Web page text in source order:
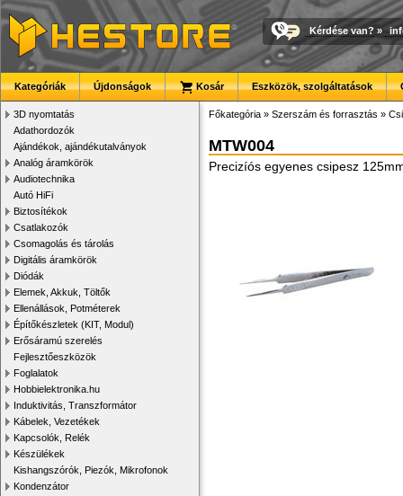
Kérdése van? »
Kategóriák Újdonságok Kosár Eszközök, szolgáltatások
3D nyomtatás
Adathordozók
Ajándékok, ajándékutalványok
Analóg áramkörök
Audiotechnika
Autó HiFi
Biztosítékok
Csatlakozók
Csomagolás és tárolás
Digitális áramkörök
Diódák
Elemek, Akkuk, Töltők
Ellenállások, Potméterek
Építőkészletek (KIT, Modul)
Erősáramú szerelés
Fejlesztőeszközök
Foglalatok
Hobbielektronika.hu
Induktivitás, Transzformátor
Kábelek, Vezetékek
Kapcsolók, Relék
Készülékek
Kishangszórók, Piezók, Mikrofonok
Kondenzátor
Főkategória » Szerszám és forrasztás »
MTW004
Precizíós egyenes csipesz